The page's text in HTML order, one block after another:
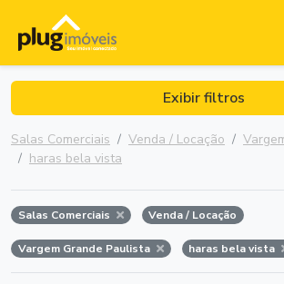
Exibir filtros
Salas Comerciais Venda / Locação
haras bela vista
Salas Comerciais Venda / Locação
Vargem Grande Paulista haras bela vista